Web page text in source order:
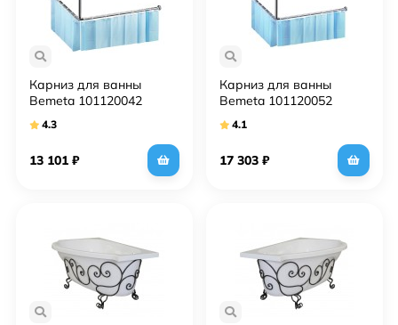
Карниз для ванны
Bemeta 101120042
4.3
13 101 ₽
Карниз для ванны
Bemeta 101120052
4.1
17 303 ₽